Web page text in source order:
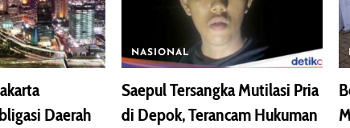
Daerah
NASIONAL
Saepul Tersangka Mutilasi Pria
di Depok, Terancam Hukuman